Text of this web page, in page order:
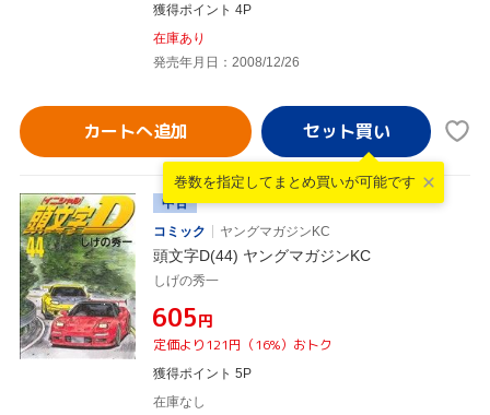
獲得ポイント 4P
在庫あり
発売年月日：2008/12/26
カートへ追加
巻数を指定して まとめ買いが可能です
中古
コミック
ヤングマガジンKC
頭文字D(44) ヤングマガジンKC
しげの秀一
¥605円
定価より121円（16%）おトク
獲得ポイント 5P
在庫なし